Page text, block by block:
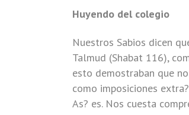
Huyendo del colegio
Nuestros Sabios dicen
Talmud (Shabat 116),
esto demostraban que
como imposiciones
As? es. Nos cuesta